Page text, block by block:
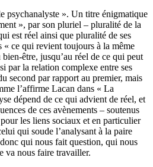
psychanalyste ». Un titre énigmatique
», par son pluriel – pluralité de la
est réel ainsi que pluralité de ses
« ce qui revient toujours à la même
être, jusqu’au réel de ce qui peut
par la relation complexe entre ses
second par rapport au premier, mais
l’affirme Lacan dans « La
dépend de ce qui advient de réel, et
de ces avènements – soutenus
les liens sociaux et en particulier
qui soude l’analysant à la paire
qui nous fait question, qui nous
va nous faire travailler.